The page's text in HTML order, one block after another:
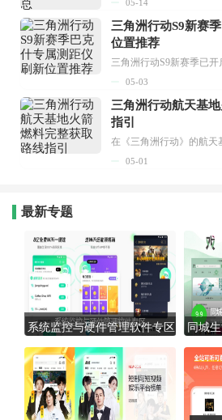
05-14
三角洲行动S9新赛
位置推荐
05-03
三角洲行动航天基
指引
05-01
最新专题
系统监控与硬件管理软件专区 同城